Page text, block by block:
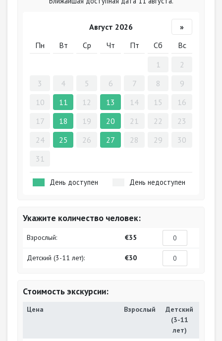
Август 2026
»
Пн
Вт Ср Чт Пт Сб
Вс
1
2
3
4 5 6 7 8
9
10
11 12 13 14 15
16
17
18 19 20 21 22
23
24
25 26 27 28 29
30
31
День доступен День недоступен
Укажите количество человек:
Взрослый: €35
Детский (3-11 лет): €30
Стоимость экскурсии:
Цена Взрослый
Детский
(3-11
лет)